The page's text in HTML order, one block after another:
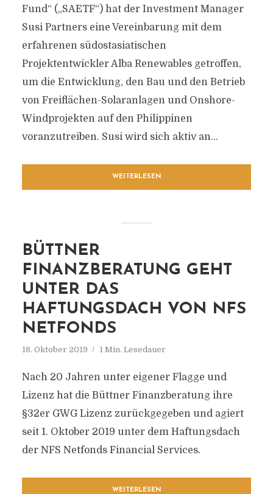
Fund“ („SAETF“) hat der Investment Manager
Susi Partners eine Vereinbarung mit dem
erfahrenen südostasiatischen
Projektentwickler Alba Renewables getroffen,
um die Entwicklung, den Bau und den Betrieb
von Freiflächen-Solaranlagen und Onshore-
Windprojekten auf den Philippinen
voranzutreiben. Susi wird sich aktiv an...
WEITERLESEN
BÜTTNER
FINANZBERATUNG GEHT
UNTER DAS
HAFTUNGSDACH VON NFS
NETFONDS
18. Oktober 2019 1 Min. Lesedauer
Nach 20 Jahren unter eigener Flagge und
Lizenz hat die Büttner Finanzberatung ihre
§32er GWG Lizenz zurückgegeben und agiert
seit 1. Oktober 2019 unter dem Haftungsdach
der NFS Netfonds Financial Services.
WEITERLESEN